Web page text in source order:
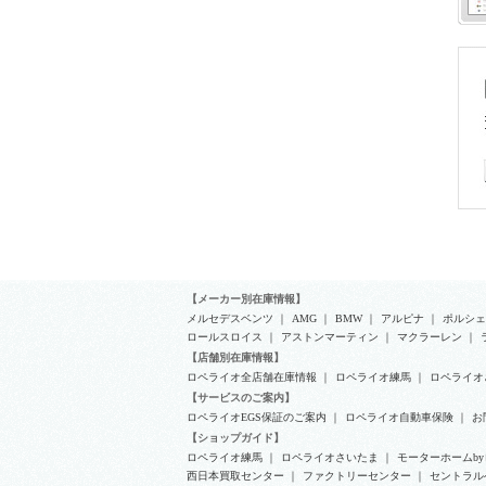
【メーカー別在庫情報】
メルセデスベンツ ｜ AMG ｜ BMW｜ アルピナ ｜
ポルシェ
ロールスロイス
｜ アストンマーティン ｜ マクラーレン ｜
【店舗別在庫情報】
ロペライオ全店舗在庫情報 ｜ ロペライオ練馬 ｜
ロペライ
【サービスのご案内】
ロペライオEGS保証のご案内 ｜ ロペライオ自動車保険 ｜
お
【ショップガイド】
ロペライオ練馬 ｜ ロペライオさいたま ｜
モーターホーム
西日本買取センター ｜ ファクトリーセンター ｜ セントラル